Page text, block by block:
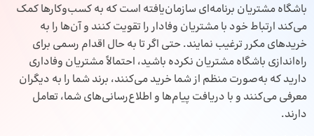
باشگاه مشتریان برنامه‌ای سازمان‌یافته است که به کسب‌وکارها کمک
می‌کند ارتباط خود با مشتریان وفادار را تقویت کنند و آن‌ها را به
خریدهای مکرر ترغیب نمایند. حتی اگر تا به حال اقدام رسمی برای
راه‌اندازی باشگاه مشتریان نکرده باشید، احتمالاً مشتریان وفاداری
دارید که به‌صورت منظم از شما خرید می‌کنند، برند شما را به دیگران
معرفی می‌کنند و با دریافت پیام‌ها و اطلاع‌رسانی‌های شما، تعامل
دارند.